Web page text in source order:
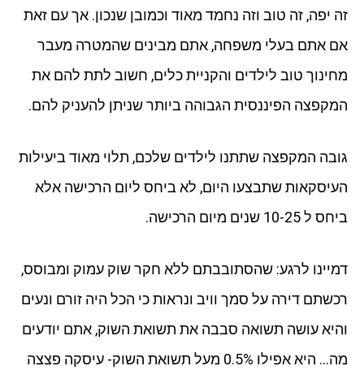
זה יפה, זה טוב וזה נחמד מאוד וכמובן שנכון. אך עם זאת
אם אתם בעלי משפחה, אתם מבינים שהמטרה מעבר
מחינוך טוב לילדים והקניית כלים, חשוב לתת להם את
המקפצה הפיננסית הגבוהה ביותר שניתן להעניק להם.
גובה המקפצה שתתנו לילדים שלכם, תלוי מאוד ביעילות
העיסקאות שתבצעו היום, לא ביחס ליום הרכישה אלא
ביחס ל 10-25 שנים מיום הרכישה.
דמיינו לרגע: שהסתובבתם ללא חקר שוק עמוק ומבוסס,
רכשתם דירה על סמך וויב ונראות כי הכל היה זורם ונעים
והיא עושה תשואה סבבה את תשואת השוק, אתם יודעים
מה… היא אפילו 0.5% מעל תשואת השוק- עיסקה פצצה